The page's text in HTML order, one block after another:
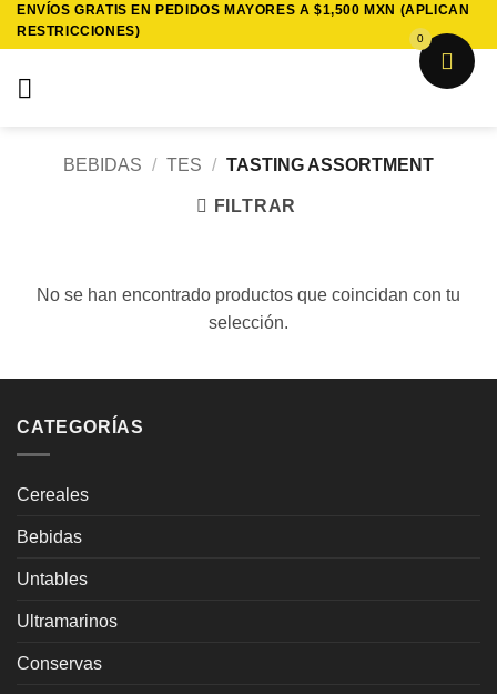
Saltar
ENVÍOS GRATIS EN PEDIDOS MAYORES A $1,500 MXN (APLICAN
RESTRICCIONES)
BEBIDAS / TES / TASTING ASSORTMENT
FILTRAR
No se han encontrado productos que coincidan con tu
selección.
CATEGORÍAS
Cereales
Bebidas
Untables
Ultramarinos
Conservas
0